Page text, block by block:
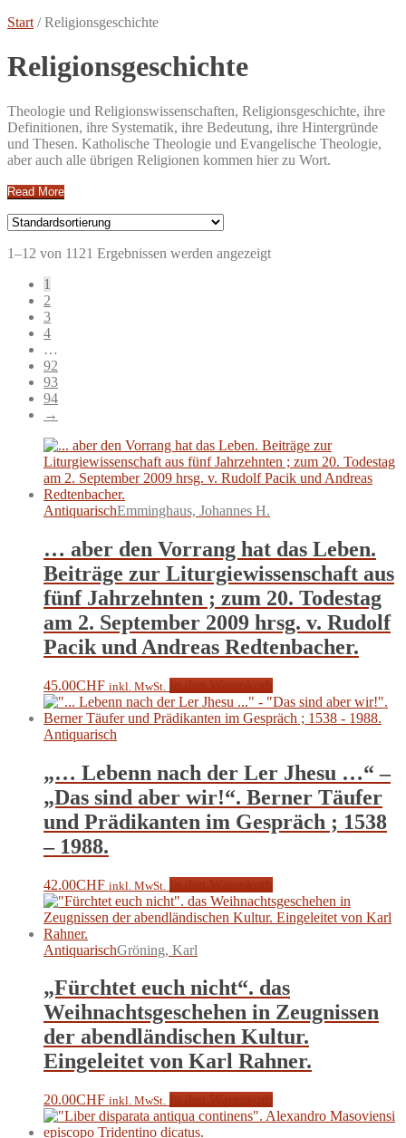
Start /Religionsgeschichte
Religionsgeschichte
Theologie und Religionswissenschaften, Religionsgeschichte, ihre
Definitionen, ihre Systematik, ihre Bedeutung, ihre Hintergründe
und Thesen. Katholische Theologie und Evangelische Theologie,
aber auch alle übrigen Religionen kommen hier zu Wort.
Read More
1–12 von 1121 Ergebnissen werden angezeigt
1
2
3
4
…
92
93
94
→
AntiquarischEmminghaus, Johannes H.
… aber den Vorrang hat das Leben.
Beiträge zur Liturgiewissenschaft aus
fünf Jahrzehnten ; zum 20. Todestag
am 2. September 2009 hrsg. v. Rudolf
Pacik und Andreas Redtenbacher.
45.00CHF inkl. MwSt.
Antiquarisch
„… Lebenn nach der Ler Jhesu …“ –
„Das sind aber wir!“. Berner Täufer
und Prädikanten im Gespräch ; 1538
– 1988.
42.00CHF inkl. MwSt.
AntiquarischGröning, Karl
„Fürchtet euch nicht“. das
Weihnachtsgeschehen in Zeugnissen
der abendländischen Kultur.
Eingeleitet von Karl Rahner.
20.00CHF inkl. MwSt.